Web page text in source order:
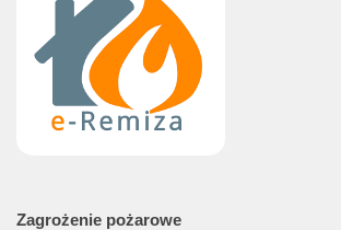
Zagrożenie pożarowe